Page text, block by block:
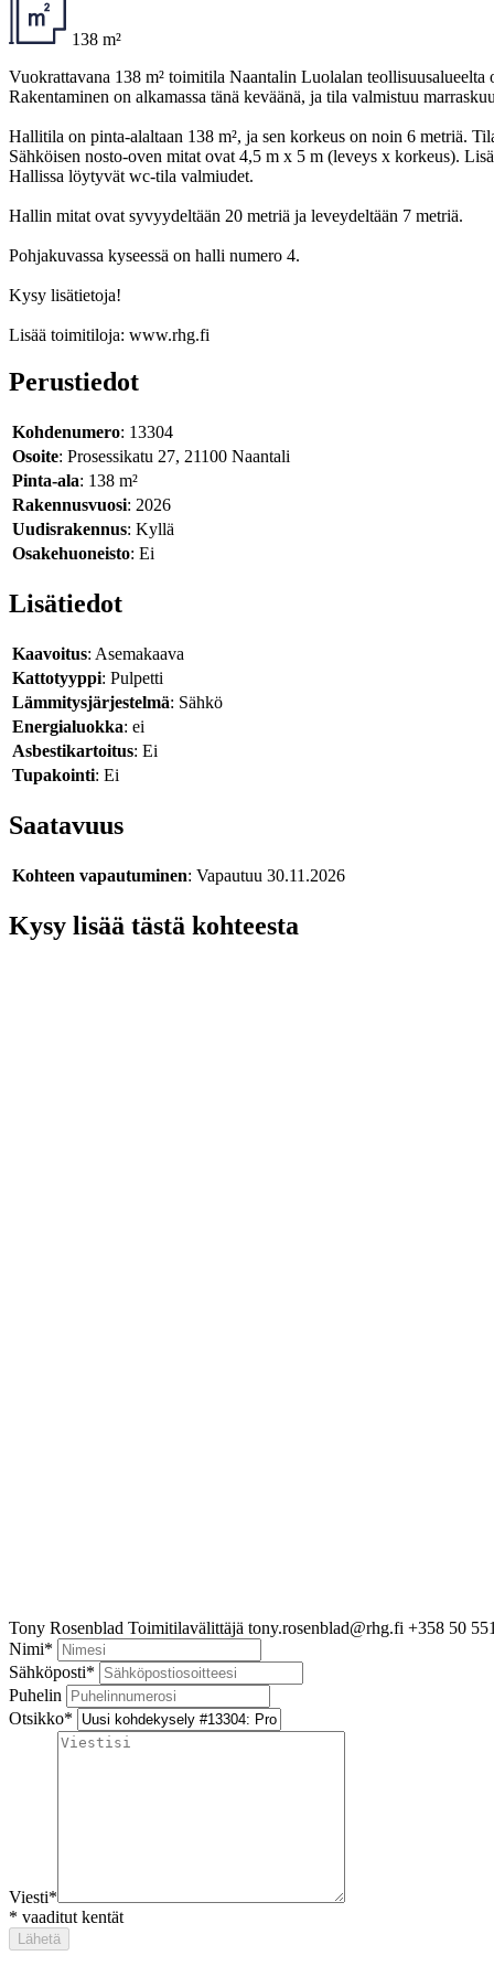
138 m²
Vuokrattavana 138 m² toimitila Naantalin Luolalan teollisuusalueelta
Rakentaminen on alkamassa tänä keväänä, ja tila valmistuu
Hallitila on pinta-alaltaan 138 m², ja sen korkeus on noin 6 metriä.
Sähköisen nosto-oven mitat ovat 4,5 m x 5 m (leveys x korkeus).
Hallissa löytyvät wc-tila valmiudet.
Hallin mitat ovat syvyydeltään 20 metriä ja leveydeltään 7 metriä.
Pohjakuvassa kyseessä on halli numero 4.
Kysy lisätietoja!
Lisää toimitiloja: www.rhg.fi
Perustiedot
Kohdenumero: 13304
Osoite: Prosessikatu 27, 21100 Naantali
Pinta-ala: 138 m²
Rakennusvuosi: 2026
Uudisrakennus: Kyllä
Osakehuoneisto: Ei
Lisätiedot
Kaavoitus: Asemakaava
Kattotyyppi: Pulpetti
Lämmitysjärjestelmä: Sähkö
Energialuokka: ei
Asbestikartoitus: Ei
Tupakointi: Ei
Saatavuus
Kohteen vapautuminen: Vapautuu 30.11.2026
Kysy lisää tästä kohteesta
Tony Rosenblad Toimitilavälittäjä tony.rosenblad@rhg.fi +358 50
Nimi*
Sähköposti*
Puhelin
Otsikko*
Viesti*
* vaaditut kentät